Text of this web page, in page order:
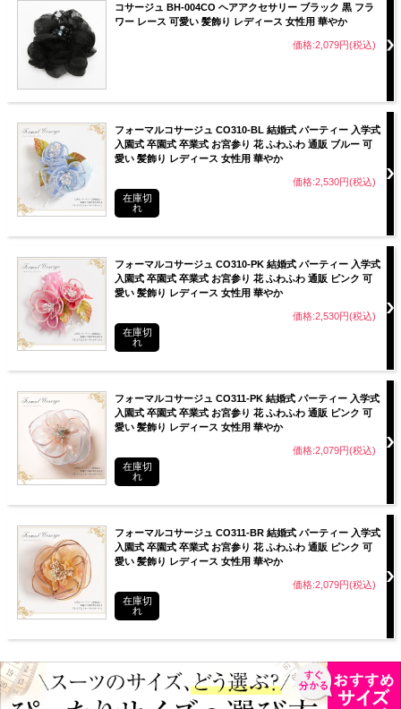
コサージュ BH-004CO ヘアアクセサリー ブラック 黒 フラ
ワー レース 可愛い 髪飾り レディース 女性用 華やか
価格:2,079円(税込)
フォーマルコサージュ CO310-BL 結婚式 パーティー 入学式
入園式 卒園式 卒業式 お宮参り 花 ふわふわ 通販 ブルー 可
愛い 髪飾り レディース 女性用 華やか
価格:2,530円(税込)
在庫切
れ
フォーマルコサージュ CO310-PK 結婚式 パーティー 入学式
入園式 卒園式 卒業式 お宮参り 花 ふわふわ 通販 ピンク 可
愛い 髪飾り レディース 女性用 華やか
価格:2,530円(税込)
在庫切
れ
フォーマルコサージュ CO311-PK 結婚式 パーティー 入学式
入園式 卒園式 卒業式 お宮参り 花 ふわふわ 通販 ピンク 可
愛い 髪飾り レディース 女性用 華やか
価格:2,079円(税込)
在庫切
れ
フォーマルコサージュ CO311-BR 結婚式 パーティー 入学式
入園式 卒園式 卒業式 お宮参り 花 ふわふわ 通販 ピンク 可
愛い 髪飾り レディース 女性用 華やか
価格:2,079円(税込)
在庫切
れ